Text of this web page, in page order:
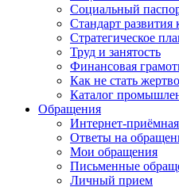
Социальный
Стандарт развития
Стратегическое
Труд и занятость
Финансовая
Как не стать
Каталог
Обращения
Интернет-приёмная
Ответы на
Мои обращения
Письменные
Личный прием